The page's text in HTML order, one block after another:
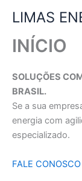
para
conteúdo
LIMAS
INÍCIO
SOLUÇÕES
BRASIL.
Se a sua
energia com
especializado.
FALE CONOSCO